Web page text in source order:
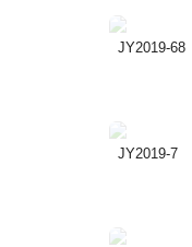
JY2019-68
JY2019-7